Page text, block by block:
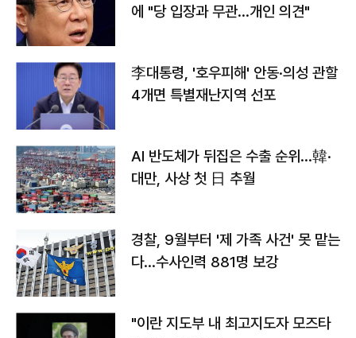
에 "당 입장과 무관…개인 의견"
李대통령, '호우피해' 안동·의성 관할
4개면 특별재난지역 선포
AI 반도체가 뒤집은 수출 순위…韓·
대만, 사상 첫 日 추월
경찰, 9월부터 '제 가족 사건' 못 맡는
다…수사인력 881명 보강
"이란 지도부 내 최고지도자 모즈타